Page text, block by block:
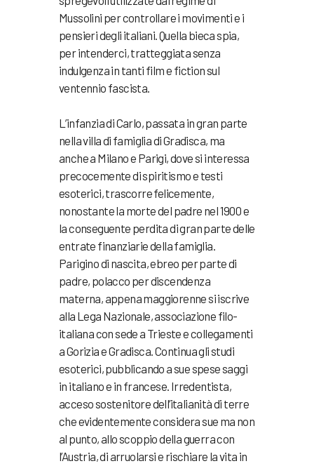
Mussolini per controllare i movimenti e i
pensieri degli italiani. Quella bieca spia,
per intenderci, tratteggiata senza
indulgenza in tanti film e fiction sul
ventennio fascista.
L’infanzia di Carlo, passata in gran parte
nella villa di famiglia di Gradisca, ma
anche a Milano e Parigi, dove si interessa
precocemente di spiritismo e testi
esoterici, trascorre felicemente,
nonostante la morte del padre nel 1900 e
la conseguente perdita di gran parte delle
entrate finanziarie della famiglia.
Parigino di nascita, ebreo per parte di
padre, polacco per discendenza
materna, appena maggiorenne si iscrive
alla Lega Nazionale, associazione filo-
italiana con sede a Trieste e collegamenti
a Gorizia e Gradisca. Continua gli studi
esoterici, pubblicando a sue spese saggi
in italiano e in francese. Irredentista,
acceso sostenitore dell’italianità di terre
che evidentemente considera sue ma non
al punto, allo scoppio della guerra con
l’Austria, di arruolarsi e rischiare la vita in